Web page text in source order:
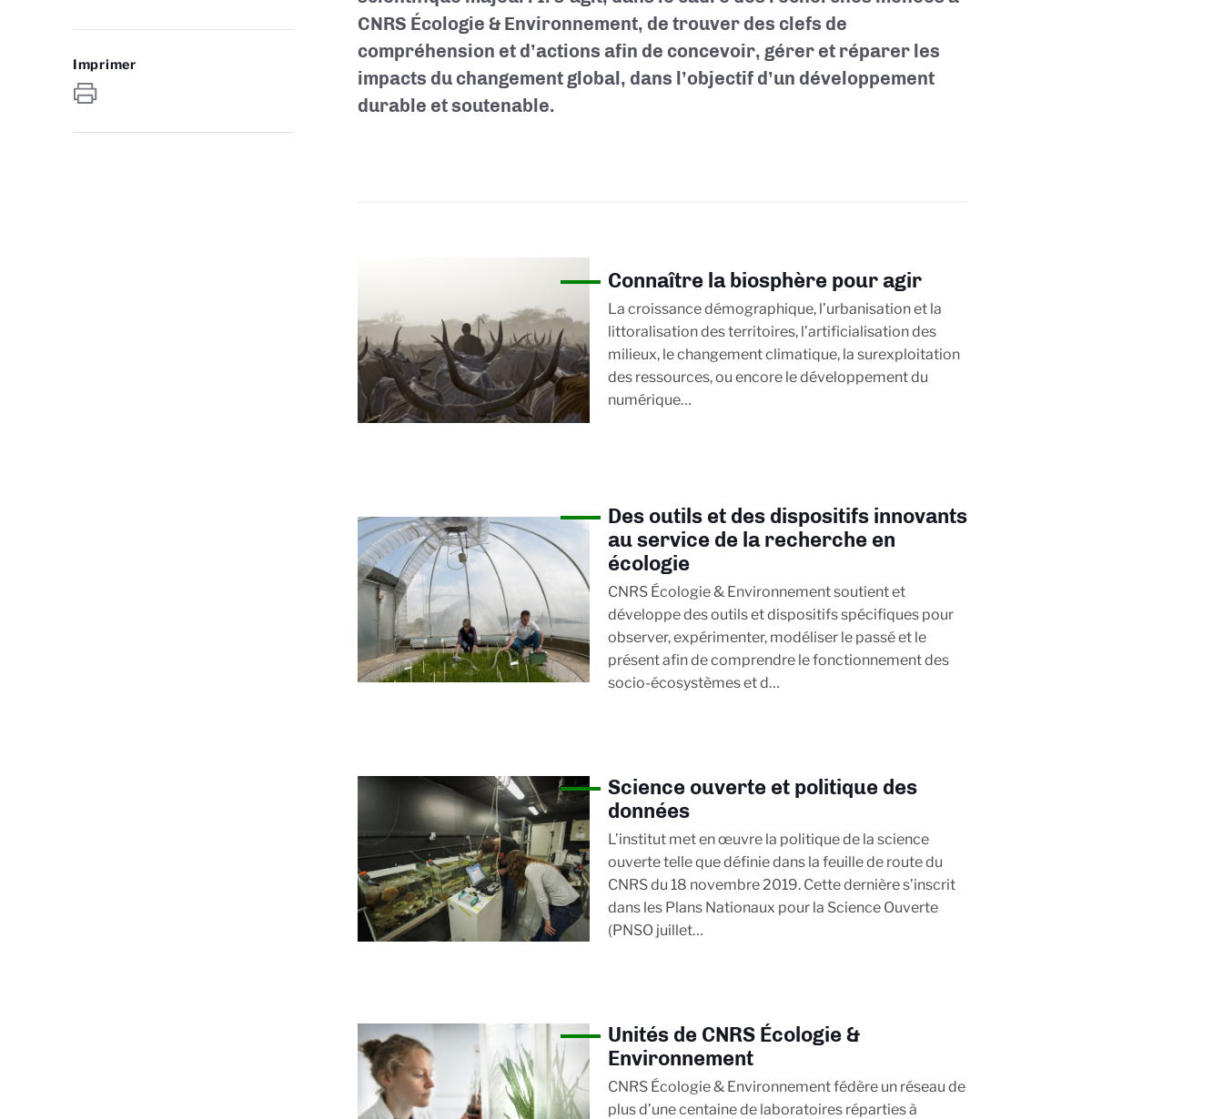
Imprimer
CNRS Écologie & Environnement, de trouver des clefs de
compréhension et d’actions afin de concevoir, gérer et réparer les
impacts du changement global, dans l’objectif d’un développement
durable et soutenable.
Connaître la biosphère pour agir
La croissance démographique, l’urbanisation et la
littoralisation des territoires, l’artificialisation des
milieux, le changement climatique, la surexploitation
des ressources, ou encore le développement du
numérique…
Des outils et des dispositifs innovants
au service de la recherche en
écologie
CNRS Écologie & Environnement soutient et
développe des outils et dispositifs spécifiques pour
observer, expérimenter, modéliser le passé et le
présent afin de comprendre le fonctionnement des
socio-écosystèmes et d…
Science ouverte et politique des
données
L’institut met en œuvre la politique de la science
ouverte telle que définie dans la feuille de route du
CNRS du 18 novembre 2019. Cette dernière s’inscrit
dans les Plans Nationaux pour la Science Ouverte
(PNSO juillet…
Unités de CNRS Écologie &
Environnement
CNRS Écologie & Environnement fédère un réseau de
plus d’une centaine de laboratoires réparties à